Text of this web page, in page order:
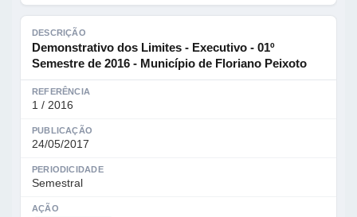
DESCRIÇÃO
Demonstrativo dos Limites - Executivo - 01º
Semestre de 2016 - Município de Floriano Peixoto
REFERÊNCIA
1 / 2016
PUBLICAÇÃO
24/05/2017
PERIODICIDADE
Semestral
AÇÃO